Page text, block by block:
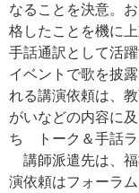
なることを決意。
格したことを機に
手話通訳として活
イベントで歌を披
れる講演依頼は、
がいなどの内容に
ち トーク＆手話ラ
講師派遣先は、福
演依頼はフォーラ